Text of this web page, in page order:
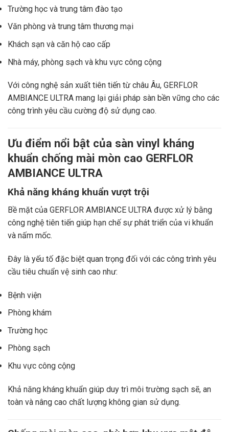
Trường học và trung tâm đào tạo
Văn phòng và trung tâm thương mại
Khách sạn và căn hộ cao cấp
Nhà máy, phòng sạch và khu vực công cộng
Với công nghệ sản xuất tiên tiến từ châu Âu, GERFLOR
AMBIANCE ULTRA mang lại giải pháp sàn bền vững cho các
công trình yêu cầu cường độ sử dụng cao.
Ưu điểm nổi bật của sàn vinyl kháng
khuẩn chống mài mòn cao GERFLOR
AMBIANCE ULTRA
Khả năng kháng khuẩn vượt trội
Bề mặt của GERFLOR AMBIANCE ULTRA được xử lý bằng
công nghệ tiên tiến giúp hạn chế sự phát triển của vi khuẩn
và nấm mốc.
Đây là yếu tố đặc biệt quan trọng đối với các công trình yêu
cầu tiêu chuẩn vệ sinh cao như:
Bệnh viện
Phòng khám
Trường học
Phòng sạch
Khu vực công cộng
Khả năng kháng khuẩn giúp duy trì môi trường sạch sẽ, an
toàn và nâng cao chất lượng không gian sử dụng.